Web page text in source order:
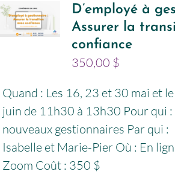
D’employé à
Assurer la
confiance
350,00 $
Quand : Les 16, 23 et 30 mai et
juin de 11h30 à 13h30 Pour qui :
nouveaux gestionnaires Par qui :
Isabelle et Marie-Pier Où : En
Zoom Coût : 350 $